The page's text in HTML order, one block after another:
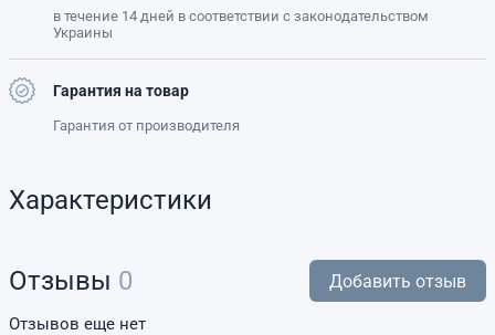
в течение 14 дней в соответствии с законодательством
Украины
Гарантия на товар
Гарантия от производителя
Характеристики
Отзывы 0 Добавить отзыв
Отзывов еще нет